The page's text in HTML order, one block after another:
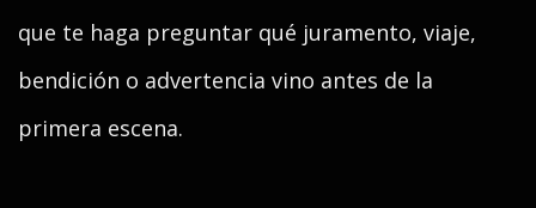
que te haga preguntar qué juramento, viaje,
bendición o advertencia vino antes de la
primera escena.